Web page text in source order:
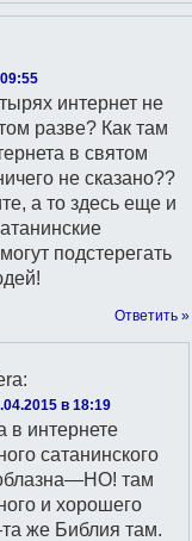
интернет не
разве? Как там
в святом
не сказано??
а то здесь еще и
подстерегать
Ответить »
:
в 18:19
в интернете
сатанинского
там
и хорошего
же Библия там.